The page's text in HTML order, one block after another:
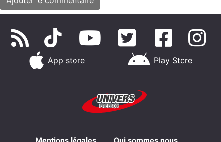
App store Play Store